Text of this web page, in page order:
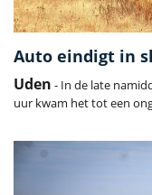
Auto eindigt in
Uden - In de late
uur kwam het tot een